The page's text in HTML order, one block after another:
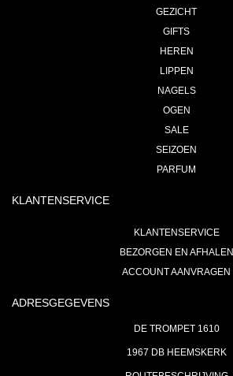
GEZICHT
GIFTS
HEREN
LIPPEN
NAGELS
OGEN
SALE
SEIZOEN
PARFUM
KLANTENSERVICE
KLANTENSERVICE
BEZORGEN EN AFHALEN
ACCOUNT AANVRAGEN
ADRESGEGEVENS
DE TROMPET 1610
1967 DB HEEMSKERK